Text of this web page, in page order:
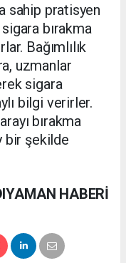
sahip pratisyen
bırakma
Bağımlılık
uzmanlar
sigara
bilgi verirler.
bırakma
bir şekilde
HABERİ